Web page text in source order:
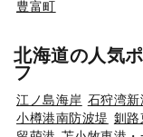
豊富町
北海道の人気
フ
江ノ島海岸 石狩湾新
小樽港南防波堤 釧路